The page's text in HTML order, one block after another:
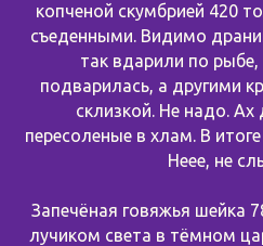
копченой скумбрией 420
съеденными. Видимо
так вдарили по
подварилась, а другими
склизкой. Не надо.
пересоленые в хлам. В
Неее, не
Запечёная говяжья шейка
лучиком света в тёмном